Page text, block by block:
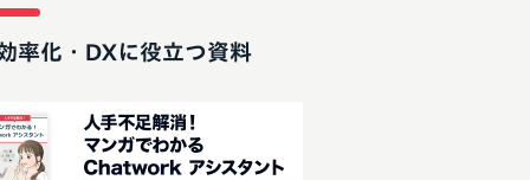
率化・DXに役立つ資料